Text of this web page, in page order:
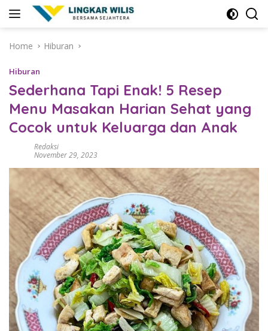
Home
Hiburan
Hiburan
Sederhana Tapi Enak! 5 Resep
Menu Masakan Harian Sehat yang
Cocok untuk Keluarga dan Anak
Redaksi
November 29, 2023